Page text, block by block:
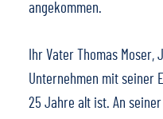
angekommen.
Ihr Vater Thomas Moser,
Unternehmen mit seiner
25 Jahre alt ist. An